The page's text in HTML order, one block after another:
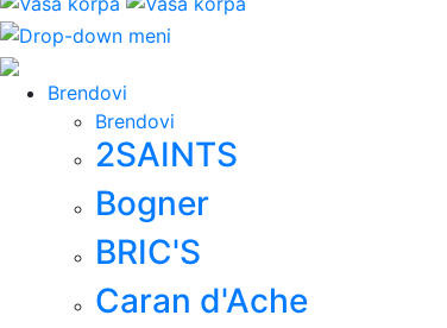
Brendovi
Brendovi
2SAINTS
Bogner
BRIC'S
Caran d'Ache